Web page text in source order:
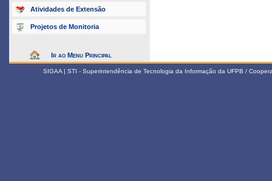
Atividades de Extensão
Projetos de Monitoria
Ir ao Menu Principal
SIGAA | STI - Superintendência de Tecnologia da Informação da UFPB /